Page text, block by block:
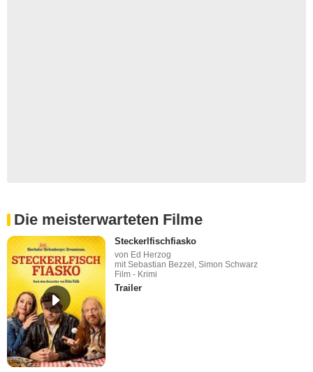
Die meisterwarteten Filme
Steckerlfischfiasko
von Ed Herzog
mit Sebastian Bezzel, Simon Schwarz
Film - Krimi
Trailer